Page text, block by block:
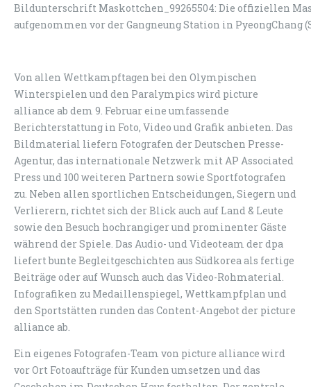
Bildunterschrift Maskottchen_99265504: Die offiziellen
aufgenommen vor der Gangneung Station in PyeongChang
Von allen Wettkampftagen bei den Olympischen
Winterspielen und den Paralympics wird picture
alliance ab dem 9. Februar eine umfassende
Berichterstattung in Foto, Video und Grafik anbieten. Das
Bildmaterial liefern Fotografen der Deutschen Presse-
Agentur, das internationale Netzwerk mit AP Associated
Press und 100 weiteren Partnern sowie Sportfotografen
zu. Neben allen sportlichen Entscheidungen, Siegern und
Verlierern, richtet sich der Blick auch auf Land & Leute
sowie den Besuch hochrangiger und prominenter Gäste
während der Spiele. Das Audio- und Videoteam der dpa
liefert bunte Begleitgeschichten aus Südkorea als fertige
Beiträge oder auf Wunsch auch das Video-Rohmaterial.
Infografiken zu Medaillenspiegel, Wettkampfplan und
den Sportstätten runden das Content-Angebot der picture
alliance ab.
Ein eigenes Fotografen-Team von picture alliance wird
vor Ort Fotoaufträge für Kunden umsetzen und das